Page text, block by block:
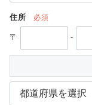
住所 必須
〒 -